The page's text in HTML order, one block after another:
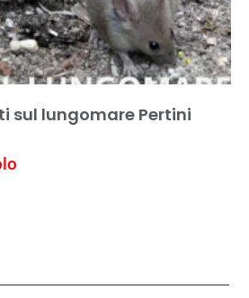
sul lungomare Pertini